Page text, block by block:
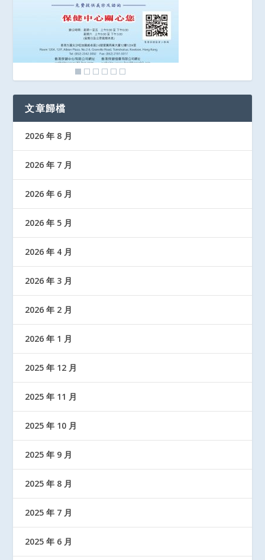
文章歸檔
2026 年 8 月
2026 年 7 月
2026 年 6 月
2026 年 5 月
2026 年 4 月
2026 年 3 月
2026 年 2 月
2026 年 1 月
2025 年 12 月
2025 年 11 月
2025 年 10 月
2025 年 9 月
2025 年 8 月
2025 年 7 月
2025 年 6 月